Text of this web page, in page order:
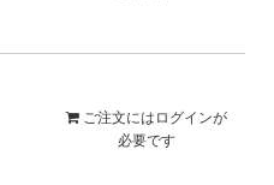
ご注文には ログインが
必要です